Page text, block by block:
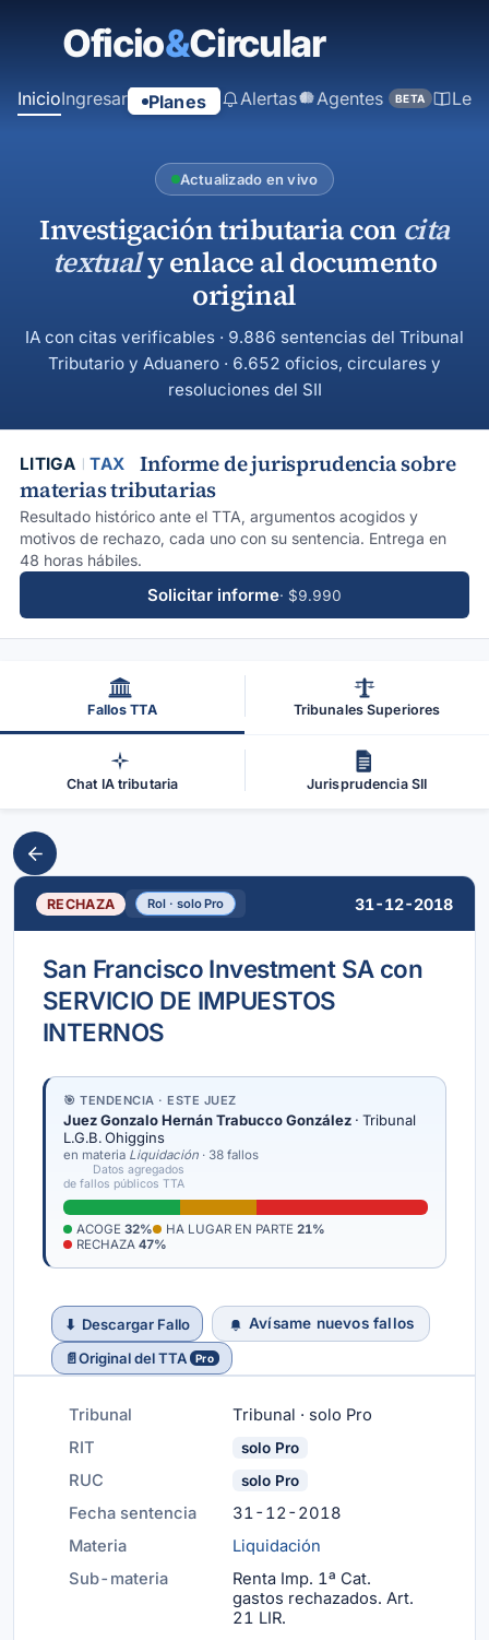
principal
InicioIngresar Planes Alertas Agentes BETA
Actualizado en vivo
Investigación tributaria con cita
textualy enlace al documento
original
IA con citas verificables · 9.886 sentencias del Tribunal
Tributario y Aduanero · 6.652 oficios, circulares y
resoluciones del SII
LITIGA TAX
Informe de jurisprudencia sobre
materias tributarias
Resultado histórico ante el TTA, argumentos acogidos y
motivos de rechazo, cada uno con su sentencia. Entrega en
48 horas hábiles.
Solicitar informe· $9.990
Fallos TTA Tribunales Superiores
Chat IA tributaria Jurisprudencia SII
RECHAZA Rol · solo Pro 31-12-2018
San Francisco Investment SA con
SERVICIO DE IMPUESTOS
INTERNOS
🎯 TENDENCIA · ESTE JUEZ
Juez Gonzalo Hernán Trabucco González · Tribunal
L.G.B. Ohiggins
en materia Liquidación · 38 fallos
Datos agregados
de fallos públicos TTA
ACOGE 32% HA LUGAR EN PARTE 21%
RECHAZA 47%
⬇ Descargar Fallo
Avísame nuevos fallos
📄Original del TTA Pro
Tribunal
Tribunal · solo Pro
RIT
solo Pro
RUC solo Pro
Fecha sentencia
31-12-2018
Materia
Liquidación
Sub-materia
Renta Imp. 1ª Cat.
gastos rechazados. Art.
21 LIR.